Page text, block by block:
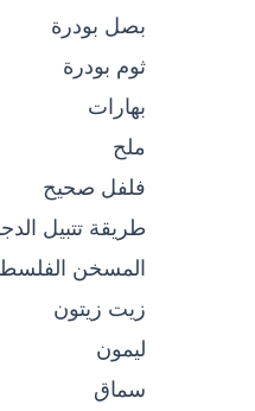
بصل بودرة
ثوم بودرة
بهارات
ملح
فلفل صحيح
طريقة تتبيل
المسخن
زيت زيتون
ليمون
سماق